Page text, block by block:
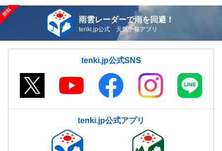
雨雲レーダーで雨を回避！
tenki.jp公式 天気予報アプリ
tenki.jp公式SNS
tenki.jp公式アプリ